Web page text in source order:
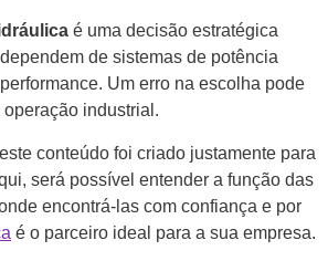
é uma decisão estratégica
de sistemas de potência
Um erro na escolha pode
industrial.
conteúdo foi criado justamente para
será possível entender a função das
encontrá-las com confiança e por
é o parceiro ideal para a sua empresa.